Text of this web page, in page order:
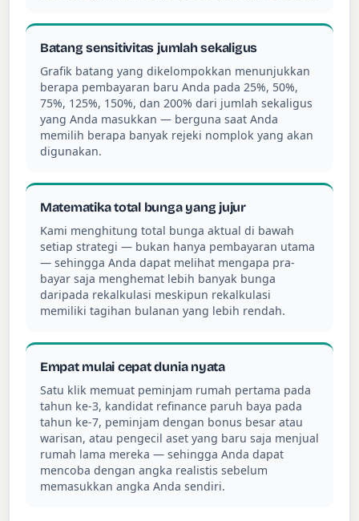
Batang sensitivitas jumlah sekaligus
Grafik batang yang dikelompokkan menunjukkan
berapa pembayaran baru Anda pada 25%, 50%,
75%, 125%, 150%, dan 200% dari jumlah sekaligus
yang Anda masukkan — berguna saat Anda
memilih berapa banyak rejeki nomplok yang akan
digunakan.
Matematika total bunga yang jujur
Kami menghitung total bunga aktual di bawah
setiap strategi — bukan hanya pembayaran utama
— sehingga Anda dapat melihat mengapa pra-
bayar saja menghemat lebih banyak bunga
daripada rekalkulasi meskipun rekalkulasi
memiliki tagihan bulanan yang lebih rendah.
Empat mulai cepat dunia nyata
Satu klik memuat peminjam rumah pertama pada
tahun ke-3, kandidat refinance paruh baya pada
tahun ke-7, peminjam dengan bonus besar atau
warisan, atau pengecil aset yang baru saja menjual
rumah lama mereka — sehingga Anda dapat
mencoba dengan angka realistis sebelum
memasukkan angka Anda sendiri.